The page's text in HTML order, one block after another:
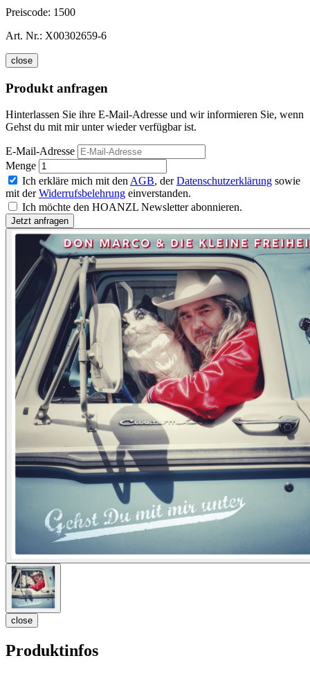
Preiscode: 1500
Art. Nr.: X00302659-6
close
Produkt anfragen
Hinterlassen Sie ihre E-Mail-Adresse und wir informieren Sie, wenn
Gehst du mit mir unter wieder verfügbar ist.
E-Mail-Adresse
Menge
Ich erkläre mich mit den AGB, derDatenschutzerklärung sowie
mit derWiderrufsbelehrung einverstanden.
Ich möchte den HOANZL Newsletter abonnieren.
close
Produktinfos